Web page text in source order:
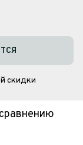
скидки